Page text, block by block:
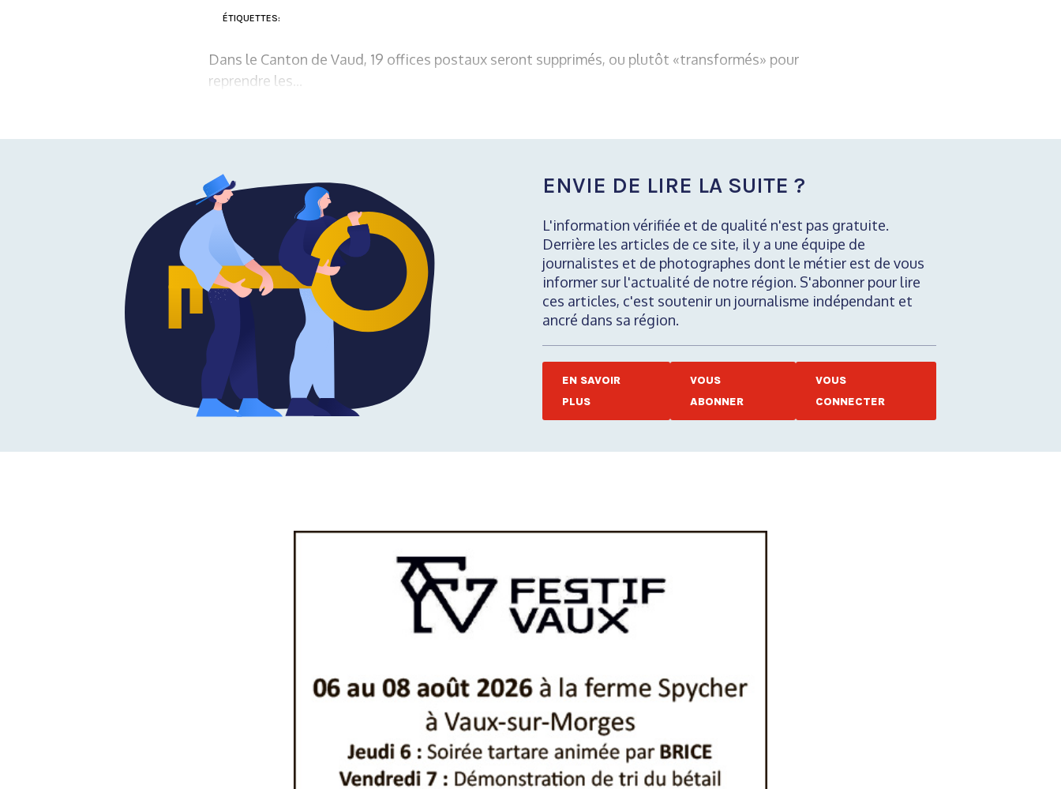
ÉTIQUETTES:
Dans le Canton de Vaud, 19 offices postaux seront supprimés, ou plutôt «transformés» pour
reprendre les...
ENVIE DE LIRE LA SUITE ?
L'information vérifiée et de qualité n'est pas gratuite.
Derrière les articles de ce site, il y a une équipe de
journalistes et de photographes dont le métier est de vous
informer sur l'actualité de notre région. S'abonner pour lire
ces articles, c'est soutenir un journalisme indépendant et
ancré dans sa région.
EN SAVOIR
PLUS
VOUS
ABONNER
VOUS
CONNECTER